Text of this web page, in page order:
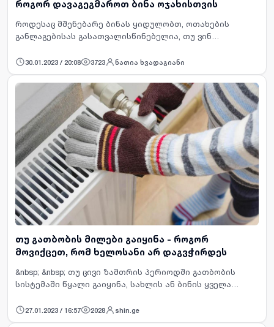
როგორ დავაგეგმაროთ ბინა ოჯახისთვის
როდესაც მშენებარე ბინას ყიდულობთ, ოთახების
განლაგებისას გასათვალისწინებელია, თუ ვინ
ფართი და ოთახების განლაგება დამოკიდებულია
ოჯახი…
30.01.2023 / 20:08 3723 ნათია ხვადაგიანი
თუ გათბობის მილები გაიყინა - როგორ
მოვიქცეთ, რომ ხელოსანი არ დაგვჭირდეს
&nbsp; &nbsp; თუ ცივი ზამთრის პერიოდში გათბობის
სისტემაში წყალი გაიყინა, სახლის ან ბინის ყველა
მოგვარება კი ხშირ შემთხვევაში დიდ ხარჯებთან არის
დაკავში…
27.01.2023 / 16:57 2028 shin.ge